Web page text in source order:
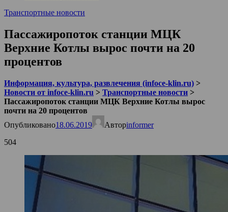
Транспортные новости
Пассажиропоток станции МЦК
Верхние Котлы вырос почти на 20
процентов
Информация, культура, развлечения (infoce-klin.ru) >
Новости от infoce-klin.ru > Транспортные новости >
Пассажиропоток станции МЦК Верхние Котлы вырос
почти на 20 процентов
Опубликовано18.06.2019 Авторinformer
504